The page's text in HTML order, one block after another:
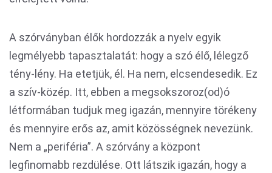
A szórványban élők hordozzák a nyelv egyik
legmélyebb tapasztalatát: hogy a szó élő, lélegző
tény-lény. Ha etetjük, él. Ha nem, elcsendesedik. Ez
a szív-közép. Itt, ebben a megsokszoroz(od)ó
létformában tudjuk meg igazán, mennyire törékeny
és mennyire erős az, amit közösségnek nevezünk.
Nem a „periféria”. A szórvány a központ
legfinomabb rezdülése. Ott látszik igazán, hogy a